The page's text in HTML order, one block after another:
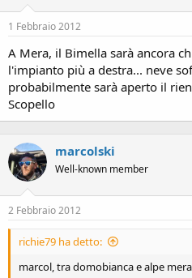
1 Febbraio 2012
A Mera, il Bimella sarà ancora
l'impianto più a destra... neve
probabilmente sarà aperto il
Scopello
marcolski
Well-known member
2 Febbraio 2012
richie79 ha detto:
marcol, tra domobianca e alpe